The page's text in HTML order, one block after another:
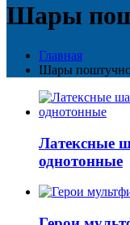
Шары
Главная
Шары
Латексные
однотонные